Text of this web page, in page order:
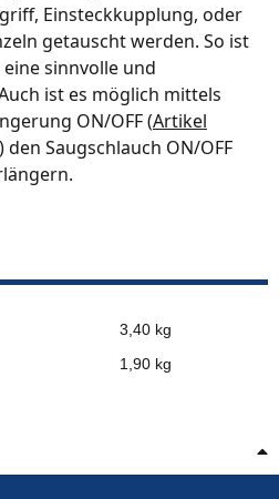
Einsteckkupplung, oder
getauscht werden. So ist
sinnvolle und
ist es möglich mittels
ON/OFF (Artikel
) den Saugschlauch ON/OFF
3,40 kg
1,90 kg